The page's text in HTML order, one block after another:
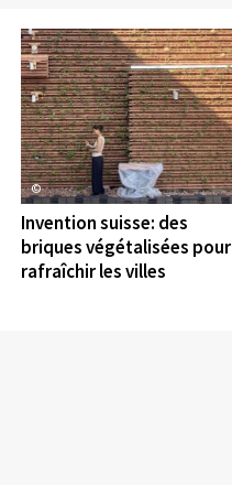
©
Invention suisse: des
briques végétalisées pour
rafraîchir les villes